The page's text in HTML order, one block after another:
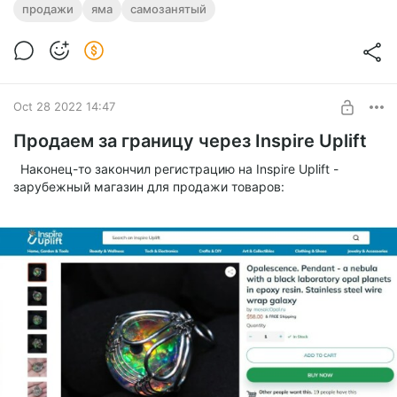
продажи яма самозанятый
Oct 28 2022 14:47
Продаем за границу через Inspire Uplift
Наконец-то закончил регистрацию на Inspire Uplift -
зарубежный магазин для продажи товаров: